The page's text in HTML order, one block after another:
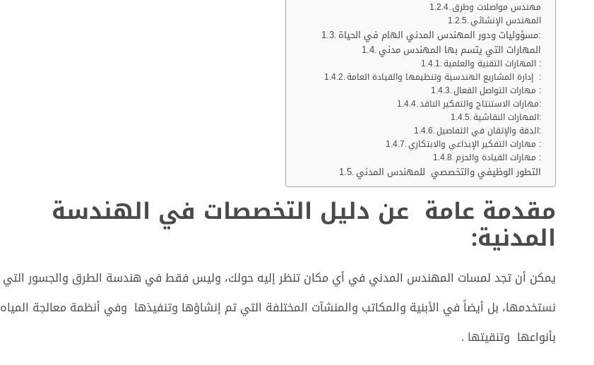
مهندس مواصلات وطرق
المهندس الإنشائي
مسؤوليات ودور المهندس المدني الهام في الحياة:
المهارات التي يتسم بها المهندس مدني
المهارات التقنية والعلمية :
إدارة المشاريع الهندسية وتنظيمها والقيادة العامة :
مهارات التواصل الفعال :
مهارات الاستنتاج والتفكير الناقد:
المهارات النقاشية:
الدقة والإتقان في التفاصيل:
مهارات التفكير الإبداعي والابتكاري :
مهارات القيادة والحزم :
التطور الوظيفي والتخصصي للمهندس المدني
مقدمة عامة عن دليل التخصصات في الهندسة
المدنية:
يمكن أن تجد لمسات المهندس المدني في أي مكان تنظر إليه حولك، وليس فقط في هندسة الطرق والجسور التي
نستخدمها، بل أيضاً في الأبنية والمكاتب والمنشآت المختلفة التي تم إنشاؤها وتنفيذها وفي أنظمة معالجة المياه
بأنواعها وتنقيتها .